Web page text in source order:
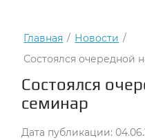
Главная / Новости /
Состоялся очередной
Состоялся
семинар
Дата публикации: